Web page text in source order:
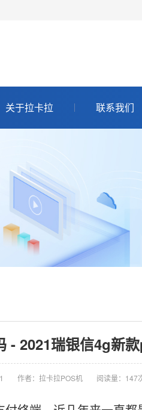
关于拉卡拉 联系我们
- 2021瑞银信4g新
作者：拉卡拉POS机 阅读量：147